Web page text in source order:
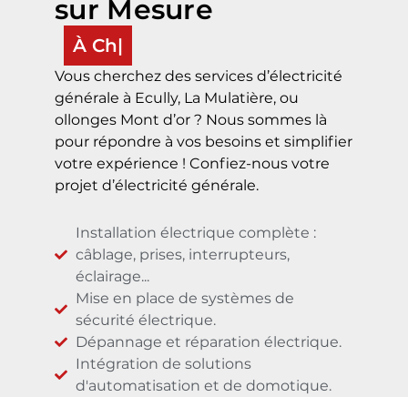
sur Mesure
À Champagne-Au Mont-
D’Or
Vous cherchez des services d’électricité
générale à Ecully, La Mulatière, ou
ollonges Mont d’or ? Nous sommes là
pour répondre à vos besoins et simplifier
votre expérience ! Confiez-nous votre
Installation électrique complète :
câblage, prises, interrupteurs,
éclairage...
Mise en place de systèmes de
sécurité électrique.
Dépannage et réparation électrique.
Intégration de solutions